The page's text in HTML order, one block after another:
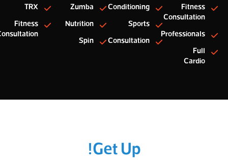
Fitness
Consultation
Professionals
Full
Cardio
Conditioning
Sports
Consultation
Zumba
Nutrition
Spin
TRX
Fitness
Get Up!